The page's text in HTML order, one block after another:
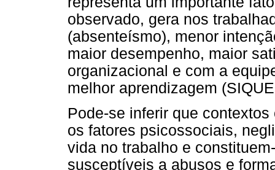
observado, gera nos
(absenteísmo), menor
maior desempenho, maior
organizacional e com a
melhor aprendizagem
Pode-se inferir que
os fatores psicossociais,
vida no trabalho e
susceptíveis a abusos e